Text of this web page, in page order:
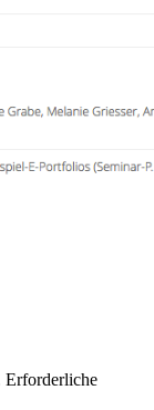
Erforderliche